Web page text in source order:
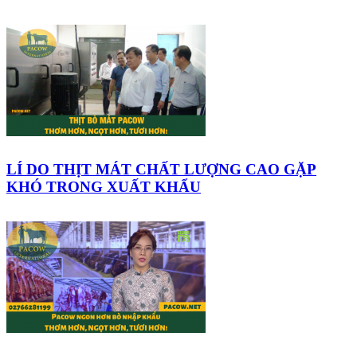
LÍ DO THỊT MÁT CHẤT LƯỢNG CAO GẶP
KHÓ TRONG XUẤT KHẨU